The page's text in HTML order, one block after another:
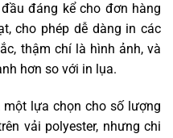
đáng kể cho đơn hàng
cho phép dễ dàng in các
thậm chí là hình ảnh, và
hơn so với in lụa.
lựa chọn cho số lượng
vải polyester, nhưng chi